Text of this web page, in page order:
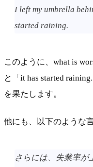
I left my umbrella
started raining.
このように、what is
と「it has started
を果たします。
他にも、以下のような
さらには、失業率が